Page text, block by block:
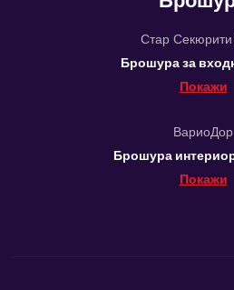
Стар
Брошура за
Покажи
ВариоДор
Брошура
Покажи